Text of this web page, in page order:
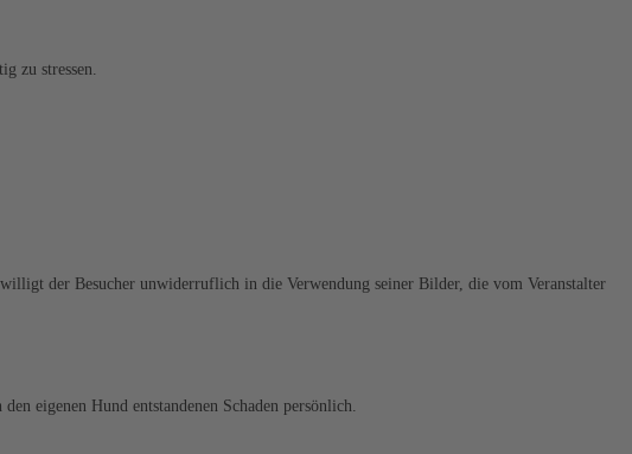
zu stressen.
der Besucher unwiderruflich in die Verwendung seiner Bilder, die vom Veranstalter
eigenen Hund entstandenen Schaden persönlich.